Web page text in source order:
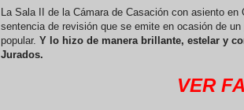
La Sala II de la Cámara de Casación con asiento
sentencia de revisión que se emite en ocasión de
popular. Y lo hizo de manera brillante, estelar y
Jurados.
VER